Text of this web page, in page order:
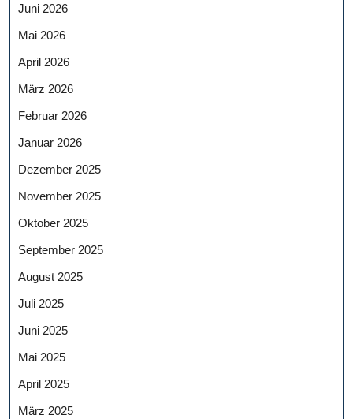
Juni 2026
Mai 2026
April 2026
März 2026
Februar 2026
Januar 2026
Dezember 2025
November 2025
Oktober 2025
September 2025
August 2025
Juli 2025
Juni 2025
Mai 2025
April 2025
März 2025